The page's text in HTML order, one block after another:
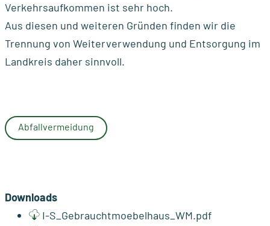
Verkehrsaufkommen ist sehr hoch.
Aus diesen und weiteren Gründen finden wir die
Trennung von Weiterverwendung und Entsorgung im
Landkreis daher sinnvoll.
Abfallvermeidung
Downloads
I-S_Gebrauchtmoebelhaus_WM.pdf